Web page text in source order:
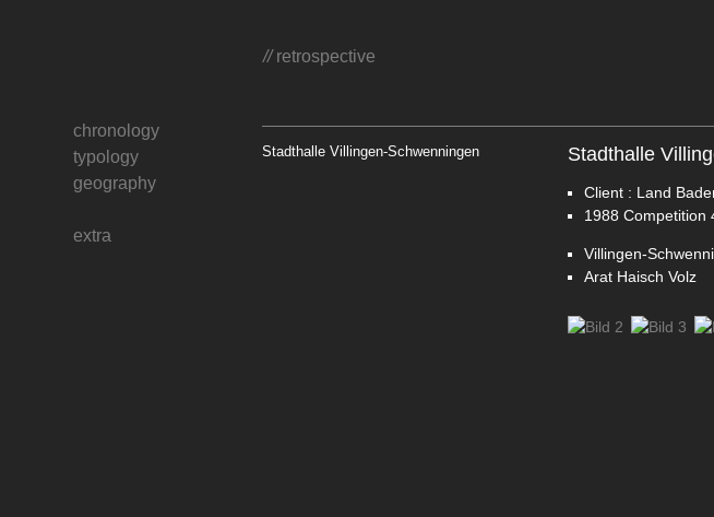
// retrospective
chronology
typology
geography
extra
Stadthalle Villingen-Schwenningen Stadthalle
Client : Land
1988 Competition
Villingen-
Arat Haisch Volz